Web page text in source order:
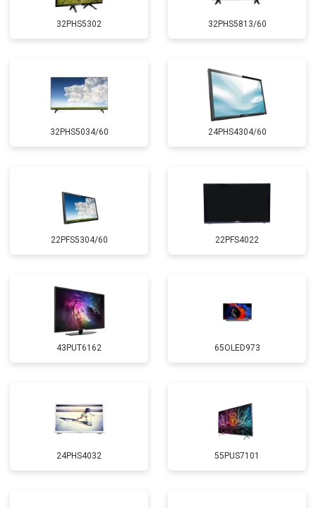
32PHS5302 32PHS5813/60
32PHS5034/60 24PHS4304/60
22PFS5304/60 22PFS4022
43PUT6162 65OLED973
24PHS4032 55PUS7101